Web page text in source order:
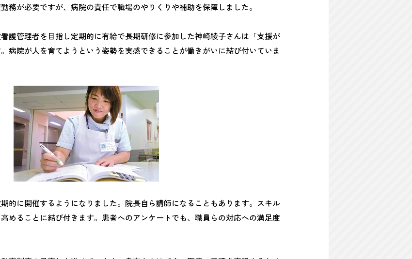
務が必要ですが、病院の責任で職場のやりくりや補助を保障しました。
護管理者を目指し定期的に有給で長期研修に参加した神崎綾子さんは「支援が
病院が人を育てようという姿勢を実感できることが働きがいに結び付いていま
的に開催するようになりました。院長自ら講師になることもあります。スキル
めることに結び付きます。患者へのアンケートでも、職員らの対応への満足度